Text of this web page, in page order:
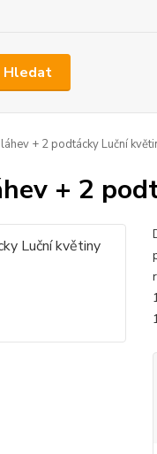
Hledat
+ 2 podtácky Luční
+ 2